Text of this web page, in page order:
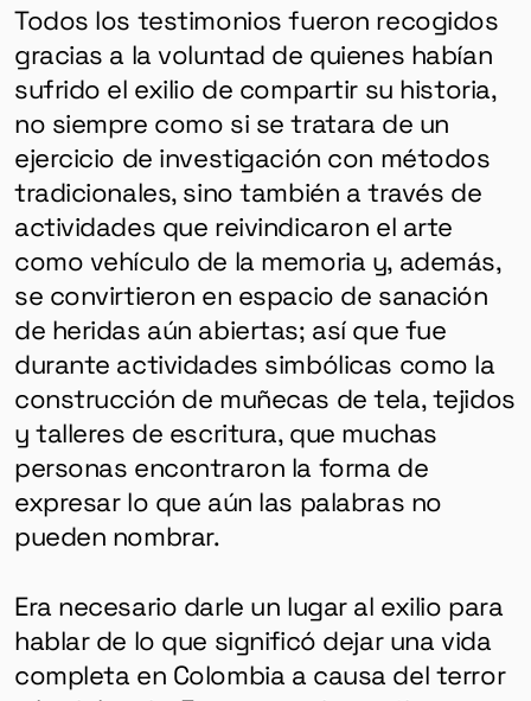
Todos los testimonios fueron recogidos
gracias a la voluntad de quienes habían
sufrido el exilio de compartir su historia,
no siempre como si se tratara de un
ejercicio de investigación con métodos
tradicionales, sino también a través de
actividades que reivindicaron el arte
como vehículo de la memoria y, además,
se convirtieron en espacio de sanación
de heridas aún abiertas; así que fue
durante actividades simbólicas como la
construcción de muñecas de tela, tejidos
y talleres de escritura, que muchas
personas encontraron la forma de
expresar lo que aún las palabras no
pueden nombrar.
Era necesario darle un lugar al exilio para
hablar de lo que significó dejar una vida
completa en Colombia a causa del terror